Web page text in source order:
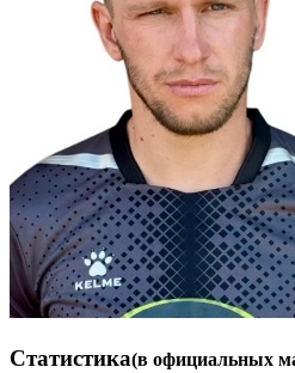
Статистика(в официальных